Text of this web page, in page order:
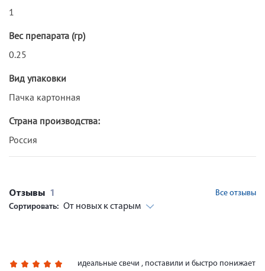
1
Вес препарата (гр)
0.25
Вид упаковки
Пачка картонная
Страна производства:
Россия
Отзывы 1
Все отзывы
Сортировать: От новых к старым
идеальные свечи , поставили и быстро понижает